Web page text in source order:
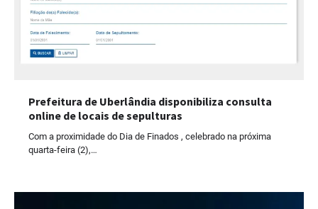
Prefeitura de Uberlândia disponibiliza consulta
online de locais de sepulturas
Com a proximidade do Dia de Finados , celebrado na próxima
quarta-feira (2),…